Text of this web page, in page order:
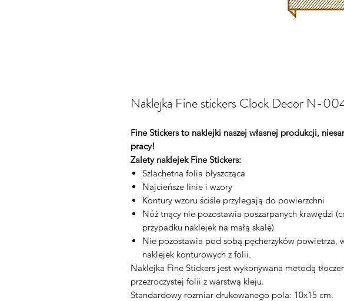
Naklejka Fine stiсkers Clock Decor N-
Fine Stickers to naklejki naszej własnej produkcji,
pracy!
Zalety naklejek Fine Stickers:
Szlachetna folia błyszcząca
Najcieńsze linie i wzory
Kontury wzoru ściśle przylegają do powierzchni
Nóż tnący nie pozostawia poszarpanych krawędzi
przypadku naklejek na małą skalę)
Nie pozostawia pod sobą pęcherzyków powietrza,
naklejek konturowych z folii.
Naklejka Fine Stickers jest wykonywana metodą
przezroczystej folii z warstwą kleju.
Standardowy rozmiar drukowanego pola: 10x15 cm.